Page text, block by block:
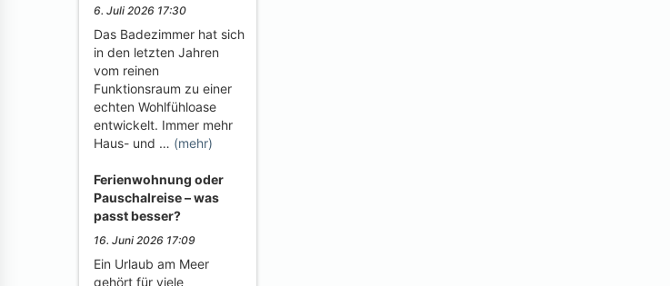
6. Juli 2026 17:30
Das Badezimmer hat sich
in den letzten Jahren
vom reinen
Funktionsraum zu einer
echten Wohlfühloase
entwickelt. Immer mehr
Haus- und … (mehr)
Ferienwohnung oder
Pauschalreise – was
passt besser?
16. Juni 2026 17:09
Ein Urlaub am Meer
gehört für viele